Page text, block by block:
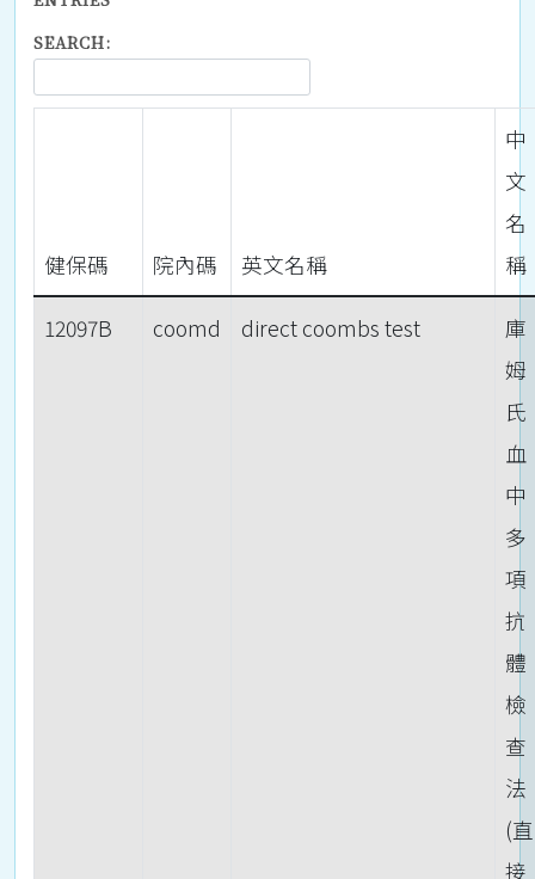
SEARCH:
健保碼 院內碼 英文名稱
中
文
名
稱
12097B coomd direct coombs test
庫
姆
氏
血
中
多
項
抗
體
檢
查
法
(直
接